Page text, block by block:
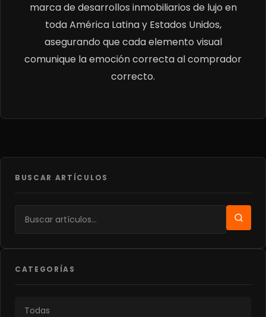
marca de desarrollos inmobiliarios de lujo en
toda América Latina y Estados Unidos,
asegurando que cada elemento visual
comunique la emoción correcta al comprador
correcto.
BUSCAR ARTÍCULOS
CATEGORÍAS
Todas